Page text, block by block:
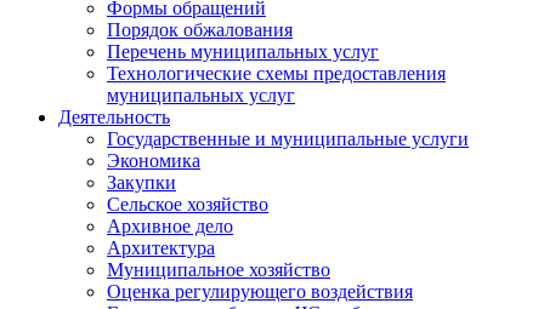
Формы обращений
Порядок обжалования
Перечень муниципальных услуг
Технологические схемы предоставления
муниципальных услуг
Деятельность
Государственные и муниципальные услуги
Экономика
Закупки
Сельское хозяйство
Архивное дело
Архитектура
Муниципальное хозяйство
Оценка регулирующего воздействия